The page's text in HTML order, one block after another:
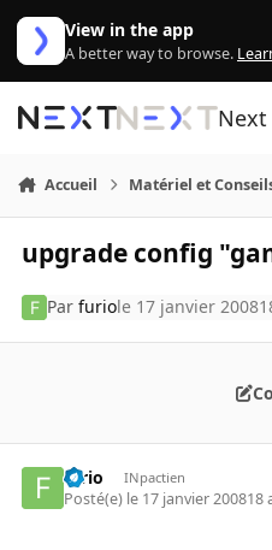
Aller au contenu
View in the app
A better way to browse.
Next
Accueil Matériel et
upgrade config
Parfuriole 17 janvier 2008
furio INpactien
Posté(e) le 17 janvier 200818